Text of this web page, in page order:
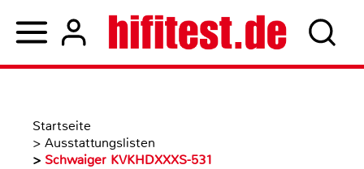
Startseite
> Ausstattungslisten
> Schwaiger KVKHDXXXS-531